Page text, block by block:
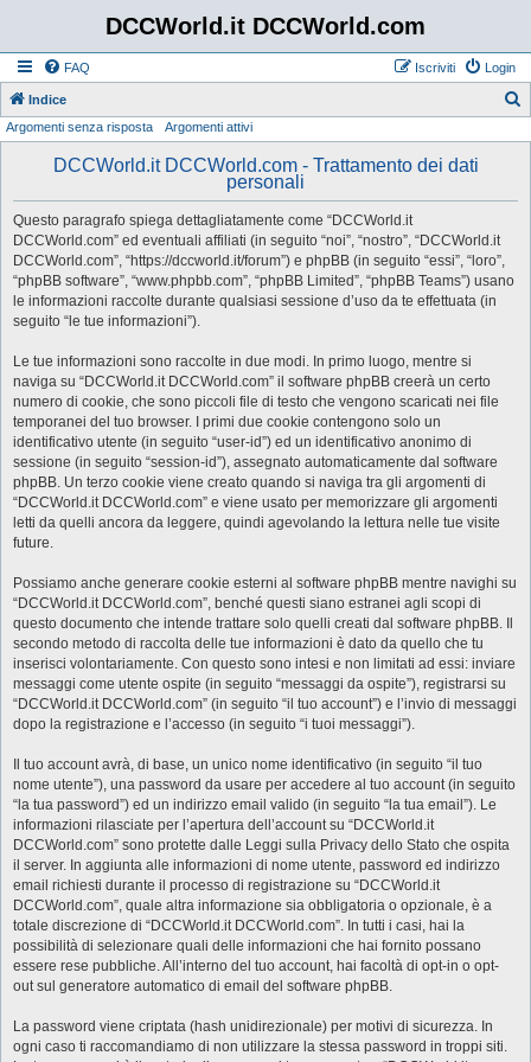
DCCWorld.it DCCWorld.com
FAQ Login
Iscriviti
Indice
Argomenti senza risposta Argomenti attivi
DCCWorld.it DCCWorld.com - Trattamento dei dati
personali
Questo paragrafo spiega dettagliatamente come “DCCWorld.it
DCCWorld.com” ed eventuali affiliati (in seguito “noi”, “nostro”, “DCCWorld.it
DCCWorld.com”, “https://dccworld.it/forum”) e phpBB (in seguito “essi”, “loro”,
“phpBB software”, “www.phpbb.com”, “phpBB Limited”, “phpBB Teams”) usano
le informazioni raccolte durante qualsiasi sessione d’uso da te effettuata (in
seguito “le tue informazioni”).
Le tue informazioni sono raccolte in due modi. In primo luogo, mentre si
naviga su “DCCWorld.it DCCWorld.com” il software phpBB creerà un certo
numero di cookie, che sono piccoli file di testo che vengono scaricati nei file
temporanei del tuo browser. I primi due cookie contengono solo un
identificativo utente (in seguito “user-id”) ed un identificativo anonimo di
sessione (in seguito “session-id”), assegnato automaticamente dal software
phpBB. Un terzo cookie viene creato quando si naviga tra gli argomenti di
“DCCWorld.it DCCWorld.com” e viene usato per memorizzare gli argomenti
letti da quelli ancora da leggere, quindi agevolando la lettura nelle tue visite
future.
Possiamo anche generare cookie esterni al software phpBB mentre navighi su
“DCCWorld.it DCCWorld.com”, benché questi siano estranei agli scopi di
questo documento che intende trattare solo quelli creati dal software phpBB. Il
secondo metodo di raccolta delle tue informazioni è dato da quello che tu
inserisci volontariamente. Con questo sono intesi e non limitati ad essi: inviare
messaggi come utente ospite (in seguito “messaggi da ospite”), registrarsi su
“DCCWorld.it DCCWorld.com” (in seguito “il tuo account”) e l’invio di messaggi
dopo la registrazione e l’accesso (in seguito “i tuoi messaggi”).
Il tuo account avrà, di base, un unico nome identificativo (in seguito “il tuo
nome utente”), una password da usare per accedere al tuo account (in seguito
“la tua password”) ed un indirizzo email valido (in seguito “la tua email”). Le
informazioni rilasciate per l’apertura dell’account su “DCCWorld.it
DCCWorld.com” sono protette dalle Leggi sulla Privacy dello Stato che ospita
il server. In aggiunta alle informazioni di nome utente, password ed indirizzo
email richiesti durante il processo di registrazione su “DCCWorld.it
DCCWorld.com”, quale altra informazione sia obbligatoria o opzionale, è a
totale discrezione di “DCCWorld.it DCCWorld.com”. In tutti i casi, hai la
possibilità di selezionare quali delle informazioni che hai fornito possano
essere rese pubbliche. All’interno del tuo account, hai facoltà di opt-in o opt-
out sul generatore automatico di email del software phpBB.
La password viene criptata (hash unidirezionale) per motivi di sicurezza. In
ogni caso ti raccomandiamo di non utilizzare la stessa password in troppi siti.